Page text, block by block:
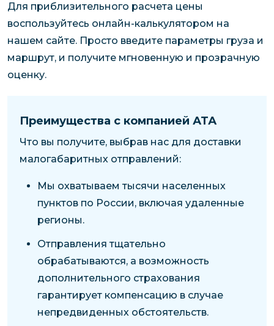
Для приблизительного расчета цены
воспользуйтесь онлайн-калькулятором на
нашем сайте. Просто введите параметры груза и
маршрут, и получите мгновенную и прозрачную
оценку.
Преимущества с компанией АТА
Что вы получите, выбрав нас для доставки
малогабаритных отправлений:
Мы охватываем тысячи населенных
пунктов по России, включая удаленные
регионы.
Отправления тщательно
обрабатываются, а возможность
дополнительного страхования
гарантирует компенсацию в случае
непредвиденных обстоятельств.